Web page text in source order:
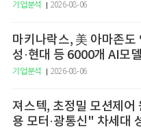
기업분석 2026-08-06
마키나락스, 美 아마존도
성·현대 등 6000개 AI모
기업분석 2026-08-06
져스텍, 초정밀 모션제어
용 모터·광통신" 차세대